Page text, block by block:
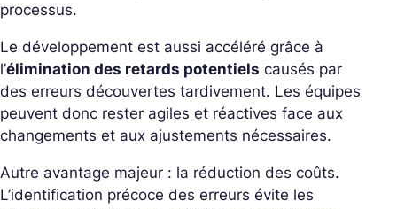
processus.
Le développement est aussi accéléré grâce à
l’élimination des retards potentiels causés par
des erreurs découvertes tardivement. Les équipes
peuvent donc rester agiles et réactives face aux
changements et aux ajustements nécessaires.
Autre avantage majeur : la réduction des coûts.
L’identification précoce des erreurs évite les